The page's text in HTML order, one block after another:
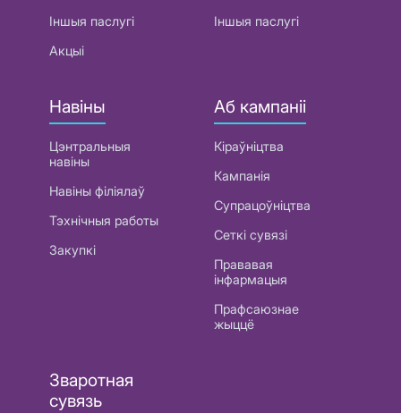
Іншыя паслугі
Акцыі
Іншыя паслугі
Навіны
Цэнтральныя
навіны
Навіны філіялаў
Тэхнічныя работы
Закупкі
Аб кампаніі
Кіраўніцтва
Кампанія
Супрацоўніцтва
Сеткі сувязі
Прававая
інфармацыя
Прафсаюзнае
жыццё
Зваротная
сувязь